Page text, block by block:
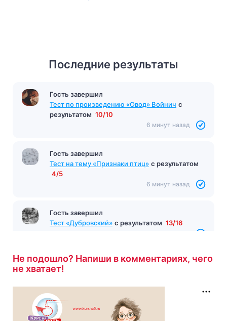
Последние результаты
Гость завершил
Тест по произведению «Овод» Войнич с
результатом 10/10
6 минут назад
Гость завершил
Тест на тему «Признаки птиц» с результатом
4/5
6 минут назад
Гость завершил
Тест «Дубровский» с результатом 13/16
Не подошло? Напиши в комментариях, чего
не хватает!